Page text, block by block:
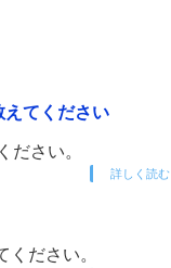
てください
ださい。
詳しく読む
ださい。